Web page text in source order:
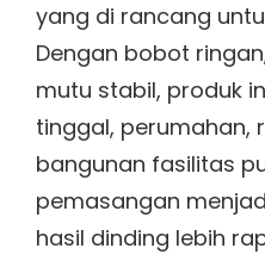
yang di rancang
Dengan bobot
mutu stabil, produk
tinggal, perumahan,
bangunan fasilitas
pemasangan
hasil dinding lebih